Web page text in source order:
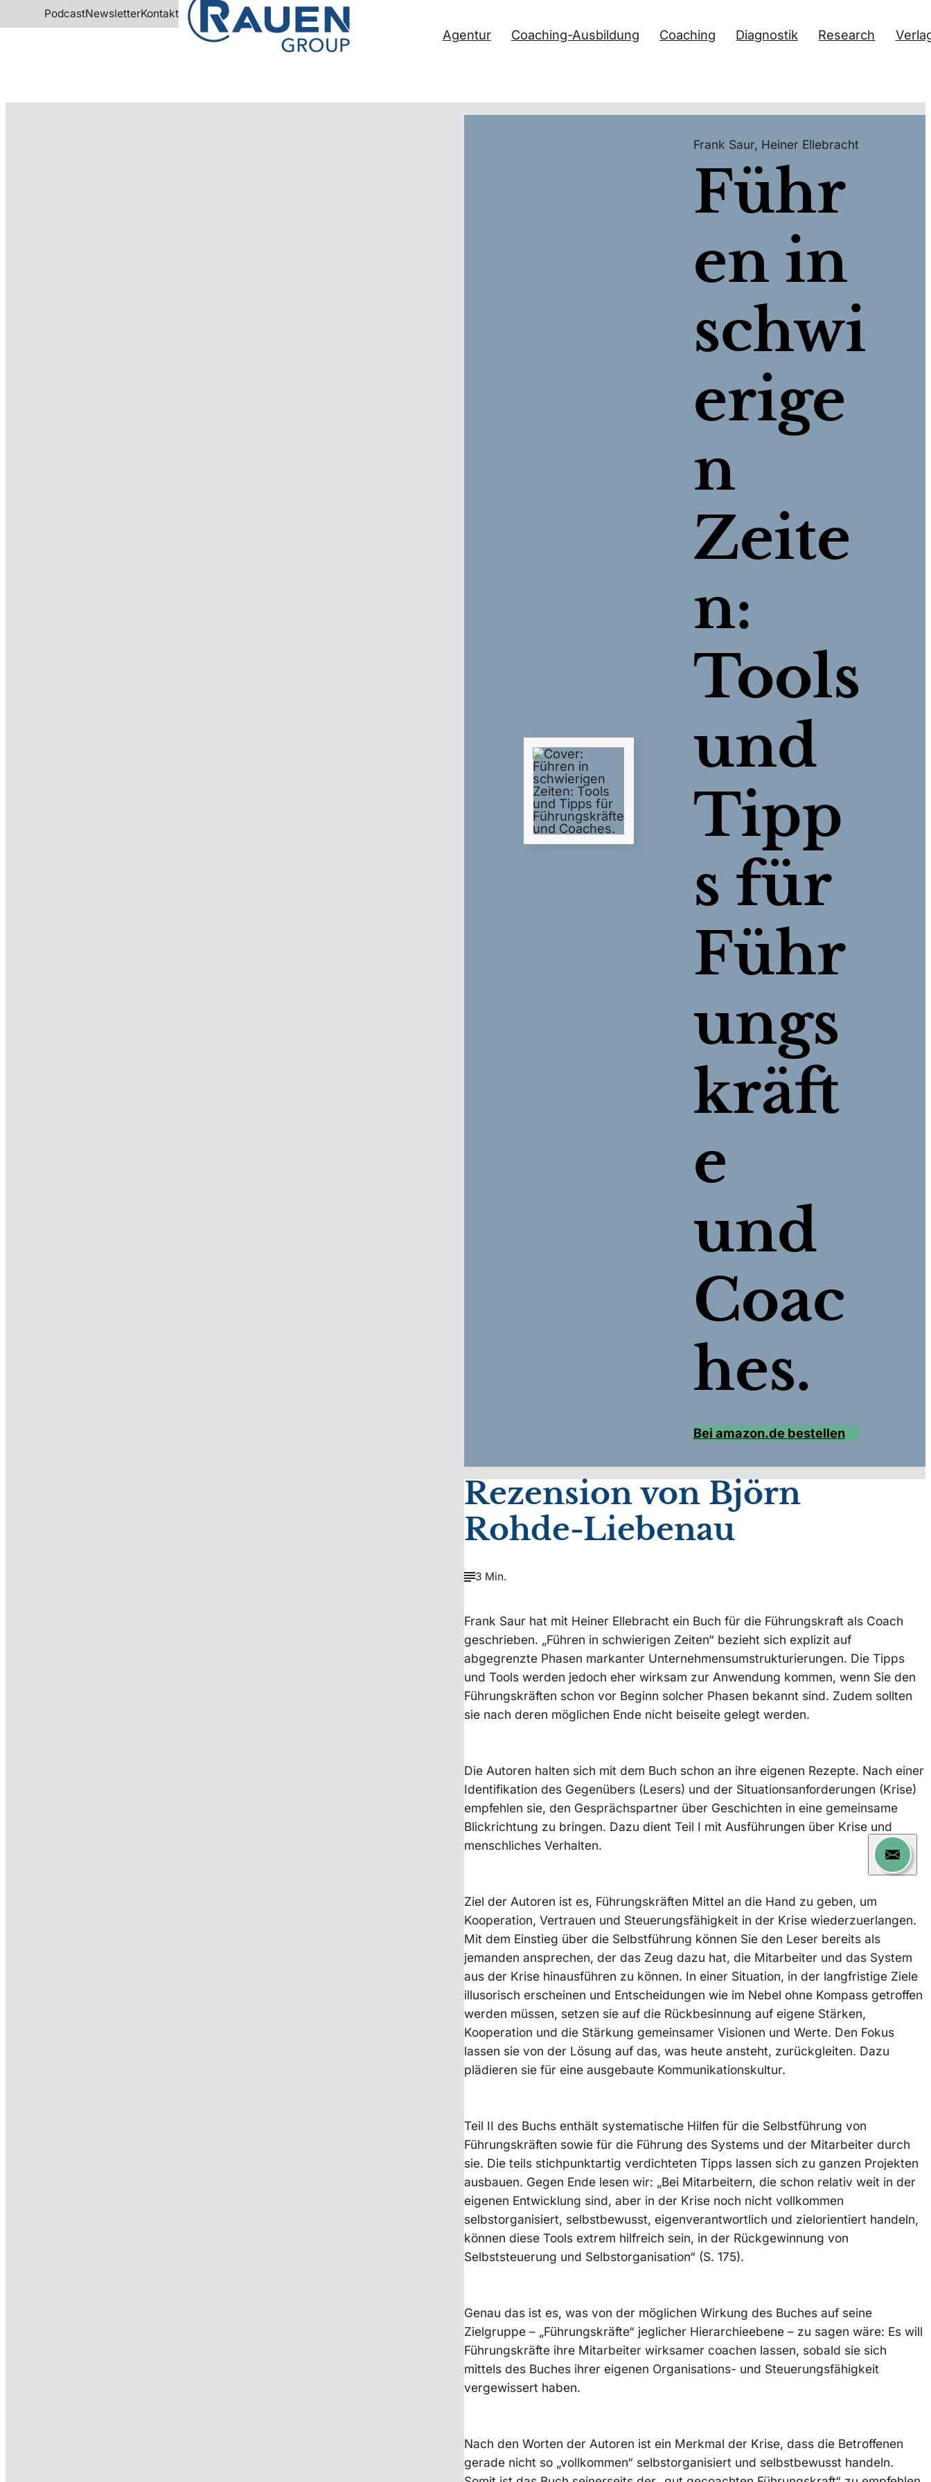
PodcastNewsletterKontakt
Agentur Coaching-Ausbildung Coaching Diagnostik Research
Frank Saur, Heiner Ellebracht
Führ
en in
schwi
erige
n
Zeite
n:
Tools
und
Tipp
s für
Führ
ungs
kräft
e
und
Coac
hes.
Bei amazon.de bestellen
Rezension von Björn
Rohde-Liebenau
3 Min.
Frank Saur hat mit Heiner Ellebracht ein Buch für die Führungskraft als Coach
geschrieben. „Führen in schwierigen Zeiten“ bezieht sich explizit auf
abgegrenzte Phasen markanter Unternehmensumstrukturierungen. Die Tipps
und Tools werden jedoch eher wirksam zur Anwendung kommen, wenn Sie den
Führungskräften schon vor Beginn solcher Phasen bekannt sind. Zudem sollten
sie nach deren möglichen Ende nicht beiseite gelegt werden.
Die Autoren halten sich mit dem Buch schon an ihre eigenen Rezepte. Nach einer
Identifikation des Gegenübers (Lesers) und der Situationsanforderungen (Krise)
empfehlen sie, den Gesprächspartner über Geschichten in eine gemeinsame
Blickrichtung zu bringen. Dazu dient Teil I mit Ausführungen über Krise und
menschliches Verhalten.
Ziel der Autoren ist es, Führungskräften Mittel an die Hand zu geben, um
Kooperation, Vertrauen und Steuerungsfähigkeit in der Krise wiederzuerlangen.
Mit dem Einstieg über die Selbstführung können Sie den Leser bereits als
jemanden ansprechen, der das Zeug dazu hat, die Mitarbeiter und das System
aus der Krise hinausführen zu können. In einer Situation, in der langfristige Ziele
illusorisch erscheinen und Entscheidungen wie im Nebel ohne Kompass getroffen
werden müssen, setzen sie auf die Rückbesinnung auf eigene Stärken,
Kooperation und die Stärkung gemeinsamer Visionen und Werte. Den Fokus
lassen sie von der Lösung auf das, was heute ansteht, zurückgleiten. Dazu
plädieren sie für eine ausgebaute Kommunikationskultur.
Teil II des Buchs enthält systematische Hilfen für die Selbstführung von
Führungskräften sowie für die Führung des Systems und der Mitarbeiter durch
sie. Die teils stichpunktartig verdichteten Tipps lassen sich zu ganzen Projekten
ausbauen. Gegen Ende lesen wir: „Bei Mitarbeitern, die schon relativ weit in der
eigenen Entwicklung sind, aber in der Krise noch nicht vollkommen
selbstorganisiert, selbstbewusst, eigenverantwortlich und zielorientiert handeln,
können diese Tools extrem hilfreich sein, in der Rückgewinnung von
Selbststeuerung und Selbstorganisation“ (S. 175).
Genau das ist es, was von der möglichen Wirkung des Buches auf seine
Zielgruppe – „Führungskräfte“ jeglicher Hierarchieebene – zu sagen wäre: Es will
Führungskräfte ihre Mitarbeiter wirksamer coachen lassen, sobald sie sich
mittels des Buches ihrer eigenen Organisations- und Steuerungsfähigkeit
vergewissert haben.
Nach den Worten der Autoren ist ein Merkmal der Krise, dass die Betroffenen
gerade nicht so „vollkommen“ selbstorganisiert und selbstbewusst handeln.